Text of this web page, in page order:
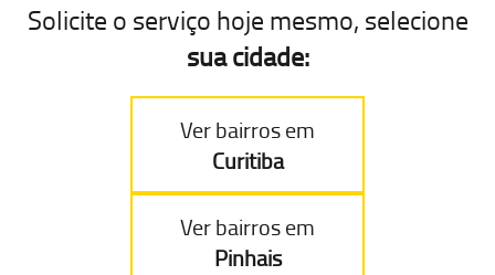
Solicite o serviço hoje mesmo, selecione
sua cidade:
Ver bairros em
Curitiba
Ver bairros em
Pinhais